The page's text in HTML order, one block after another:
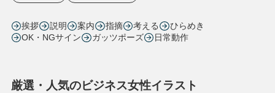
挨拶 説明 案内 指摘 考える
ひらめき
OK・NGサイン
ガッツポーズ 日常動作
厳選・人気のビジネス女性イラスト